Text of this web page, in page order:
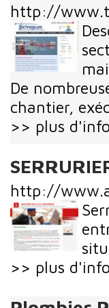
http://
De
chantier,
>> plus
http://
>> plus